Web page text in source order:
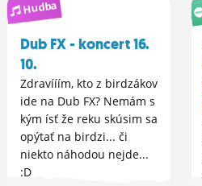
Hudba
Dub FX - koncert 16.
10.
Zdravííím, kto z birdzákov
ide na Dub FX? Nemám s
kým ísť že reku skúsim sa
opýtať na birdzi... či
niekto náhodou nejde...
:D